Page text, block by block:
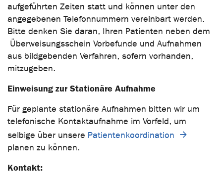
aufgeführten Zeiten statt und können unter den
angegebenen Telefonnummern vereinbart werden.
Bitte denken Sie daran, Ihren Patienten neben dem
Überweisungsschein Vorbefunde und Aufnahmen
aus bildgebenden Verfahren, sofern vorhanden,
mitzugeben.
Einweisung zur Stationäre Aufnahme
Für geplante stationäre Aufnahmen bitten wir um
telefonische Kontaktaufnahme im Vorfeld, um
selbige über unsere Patientenkoordination
planen zu können.
Kontakt: